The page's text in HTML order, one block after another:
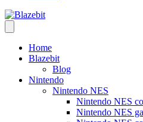
Home
Blazebit
Blog
Nintendo
Nintendo NES
Nintendo NES
Nintendo NES